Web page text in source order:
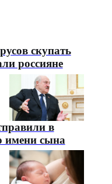
скупать
россияне
в
имени сына